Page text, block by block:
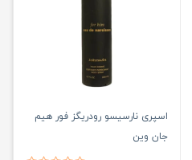
اسپری نارسیسو رودریگز فور هیم
جان وین